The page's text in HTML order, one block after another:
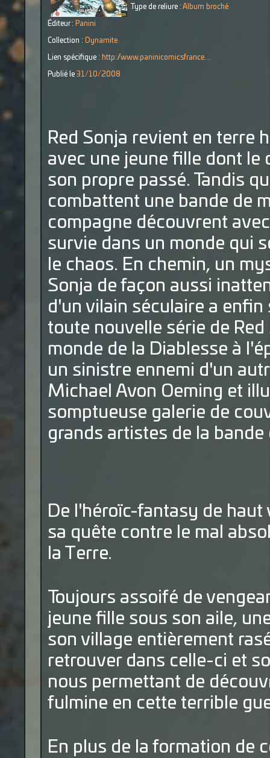
Type de reliure : Album broché
Éditeur : Panini
Collection : Dynamite
Lien spécifique : http://www.paninicomicsfrance....
Publié le 31/10/2008
Red Sonja revient en terre
avec une jeune fille dont le
son propre passé. Tandis
combattent une bande de
compagne découvrent
survie dans un monde qui
le chaos. En chemin, un
Sonja de façon aussi
d'un vilain séculaire a enfin
toute nouvelle série de
monde de la Diablesse à
un sinistre ennemi d'un
Michael Avon Oeming et
somptueuse galerie de
grands artistes de la
De l'héroïc-fantasy de haut
sa quête contre le mal
la Terre.
Toujours assoifé de
jeune fille sous son aile,
son village entièrement
retrouver dans celle-ci et
nous permettant de
fulmine en cette terrible
En plus de la formation de